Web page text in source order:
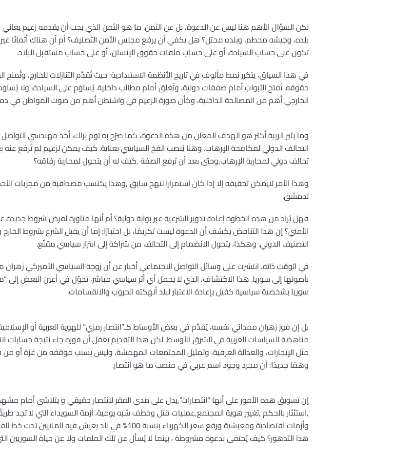
لكن السؤال الأهم هنا ليس عن الدعوة، بل عن الثمن. ما هو الثمن الذي يجب أن يقدمه زعيم
بلده، وجيشه محطم، وبلده محتل؟ هل يكفي أن يرفع مجلس الأمن التصنيف؟ أم أن هناك أثمانًا
تكون على حساب السيادة، أو على حساب ملفات حقوق الإنسان، أو على حساب مستقبل البلاد.
في هذا السياق، يتكرر نمط مألوف في تاريخ الأنظمة الاستبدادية: حيث تُقدَّم التنازلات للخارج،
حقوقه. تُفتح الأبواب أمام صفقات دولية، وتُغلق أمام مطالب داخلية. يُساوَم على السيادة، ولا
الخارجي أهم من المصالحة الداخلية، وكأن صورة الزعيم في واشنطن أهم من صوت المواطن في
وما يثير الريبة أكثر هو الهدف المعلن من هذه الدعوة، كما صرّح به توم براك، أحد مهندسي
التحالف الدولي لمكافحة الإرهاب. وهنا يُنصب الفخ السياسي بعناية. كيف يمكن لزعيم لم تُرفع
تحالف دولي لمحاربة الإرهاب,وحتى بعد أن ترفع الصفة ,كيف له أن يتحول لمحاربة رفاقه؟
وهذا الأمر لايمكن تحقيقه إلا إذا كان استمرارا لنهج سابق ,وهذا يكتسب مصداقية من مجريات
لدمشق.
فهل يُراد من هذه الخطوة إعادة تدوير الشرعية عبر بوابة دولية؟ أم أنها مناورة لفرض شروط
الأمني؟ إن هذا التناقض يكشف أن الدعوة ليست تكريمًا، بل اختبارًا: إما أن يقبل الشرع بشروط
التصنيف الدولي. وهكذا، يتحول الانضمام إلى التحالف من شراكة إلى ابتزاز سياسي مقنّع.
في الوقت ذاته، انتشرت على وسائل التواصل الاجتماعي أخبار عن أن زوجة السياسي الأميركي
بأصولها إلى سوريا. هذا الاكتشاف، الذي لا يحمل أي أثر سياسي مباشر، تحوّل في أعين البعض
سوريا بشخصية سياسية كفيل بإعادة الاعتبار لبلد أنهكته الحروب والانقسامات.
بل إن فوز زهران ممداني نفسه، يُقدَّم في بعض الأوساط كـ”انتصار رمزي” للهوية العربية أو
مناهضة للسياسات الغربية في الشرق الأوسط. لكن هذا التقديم يغفل أن فوزه جاء نتيجة حسابات
مثل الإيجارات، والعدالة العرقية، وتمثيل المجتمعات المهمشة، وليس بسبب موقفه من غزة أو
وهمًا جديدًا: أن مجرد وجود اسم عربي في منصب ما هو انتصار.
إن تسويق هذه الأمور على أنها “انتصارات”,يدل على مدى الفقر لانتصار حقيقي و يتلاشى أمام
,استئثار بالحكم ,تغيير هوية المجتمع,عمليات قتل وخطف شبه يومية، أزمة السويداء التي لا تجد
وأزمات اقتصادية ومعيشية ورفع سعر الكهرباء بنسبة 100% في
هذا التدهور؟ كيف يُحتفى بدعوة مشروطة ، بينما لا يُسأل عن تلك الملفات ولا عن حياة السوريين